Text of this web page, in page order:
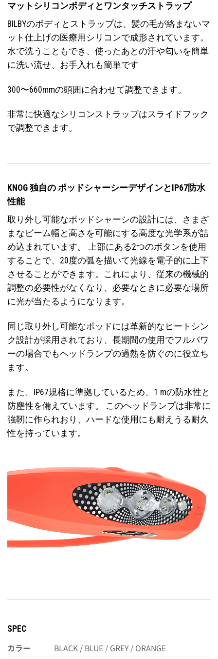
マットシリコンボディとワンタッチストラップ
BILBYのボディとストラップは、髪の毛が絡まないマ
ット仕上げの医療用シリコンで成形されています。
水で洗うこともでき、使ったあとの汗や匂いを簡単
に洗い流せ、お手入れも簡単です
300〜660mmの頭囲に合わせて調整できます。
非常に快適なシリコンストラップはスライドフック
で調整できます。
KNOG 独自の ポッドシャーシーデザインとIP67防水
性能
取り外し可能なポッドシャーシの設計には、さまざ
まなビーム幅と高さを可能にする高度な光学系が詰
め込まれています。 上部にある2つのボタンを使用
することで、20度の弧を描いて光線を電子的に上下
させることができます。これにより、従来の機械的
調整の必要性がなくなり、必要なときに必要な場所
に光が当たるようになります。
同じ取り外し可能なポッドには革新的なヒートシン
ク設計が採用されており、長期間の使用でフルパワ
ーの場合でもヘッドランプの過熱を防ぐのに役立ち
ます。
また、IP67規格に準拠しているため、1 mの防水性と
防塵性を備えています。 このヘッドランプは非常に
強靭に作られおり、ハードな使用にも耐えうる耐久
性を持っています。
SPEC
カラー
BLACK / BLUE / GREY / ORANGE